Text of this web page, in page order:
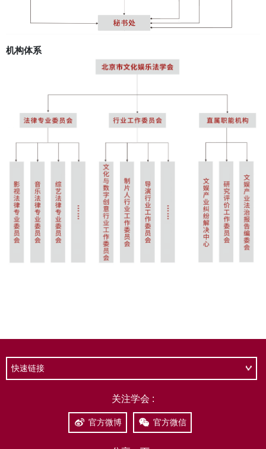
快速链接
关注学会 :
官方微博 官方微信